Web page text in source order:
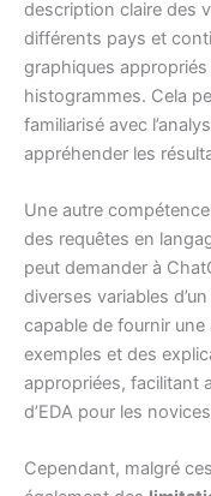
description claire des
différents pays et
graphiques
histogrammes. Cela
familiarisé avec
appréhender les
Une autre
des requêtes en
peut demander à
diverses variables
capable de fournir
exemples et des
appropriées, facilitant
d’EDA pour les
Cependant, malgré